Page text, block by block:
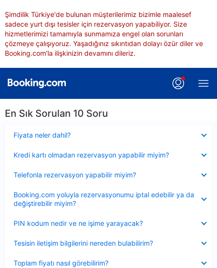
Şimdilik Türkiye'de bulunan müşterilerimiz bizimle maalesef
sadece yurt dışı tesisler için rezervasyon yapabiliyor. Size
hizmetlerimizi tamamıyla sunmamıza engel olan sorunları
çözmeye çalışıyoruz. Yaşadığınız sıkıntıdan dolayı özür diler ve
Booking.com'la ilişkinizin devamını dileriz.
En Sık Sorulan 10 Soru
Fiyata neler dahil?
Kredi kartı olmadan rezervasyon yapabilir miyim?
Telefonla rezervasyon yapabilir miyim?
Booking.com yoluyla rezervasyonumu iptal edebilir ya da
değiştirebilir miyim?
PIN kodum nedir ve ne işime yarayacak?
Tesisin iletişim bilgilerini nereden bulabilirim?
Toplam fiyatı nasıl görebilirim?